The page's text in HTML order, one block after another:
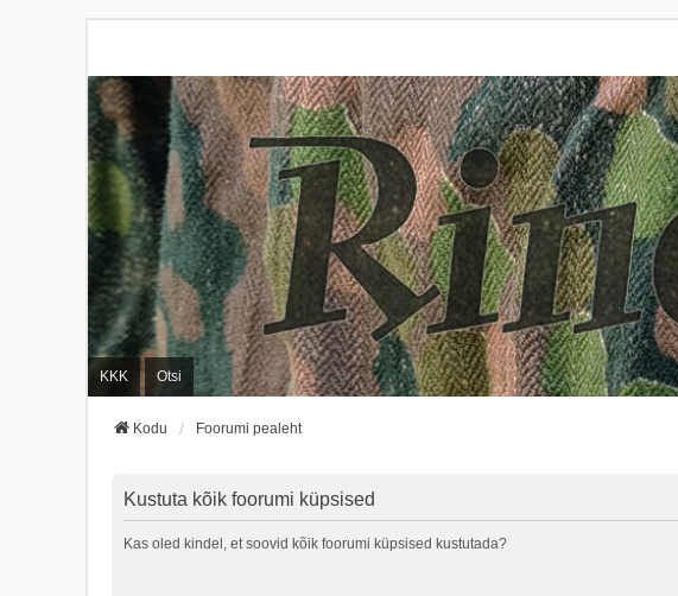
KKK Otsi
Kodu Foorumi pealeht
Kustuta kõik foorumi küpsised
Kas oled kindel, et soovid kõik foorumi küpsised kustutada?